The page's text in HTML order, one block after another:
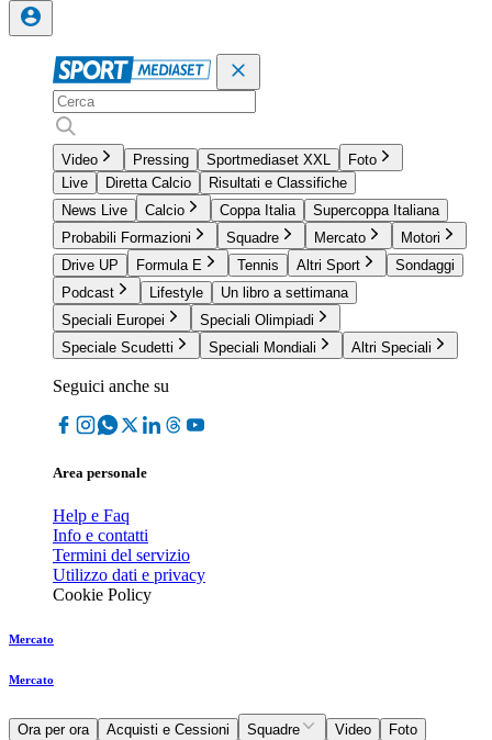
Video Pressing Sportmediaset XXL
Foto
Live
Diretta Calcio
Risultati e Classifiche
News Live
Calcio Coppa Italia
Supercoppa Italiana
Probabili Formazioni
Squadre Mercato
Motori
Drive UP
Formula E Tennis Altri Sport
Sondaggi
Podcast
Lifestyle
Un libro a settimana
Speciali Europei
Speciali Olimpiadi
Speciale Scudetti
Speciali Mondiali Altri Speciali
Seguici anche su
Area personale
Help e Faq
Info e contatti
Termini del servizio
Utilizzo dati e privacy
Cookie Policy
Mercato
Mercato
Ora per ora Acquisti e Cessioni Squadre Video Foto